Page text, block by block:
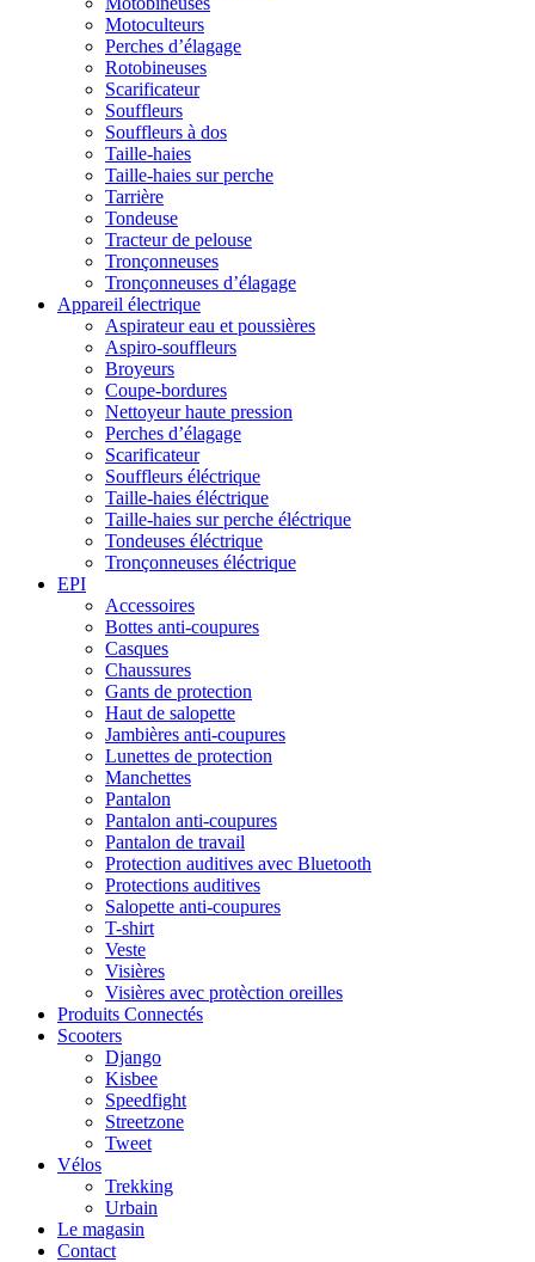
Motoculteurs
Perches d’élagage
Rotobineuses
Scarificateur
Souffleurs
Souffleurs à dos
Taille-haies
Taille-haies sur perche
Tarrière
Tondeuse
Tracteur de pelouse
Tronçonneuses
Tronçonneuses d’élagage
Appareil électrique
Aspirateur eau et poussières
Aspiro-souffleurs
Broyeurs
Coupe-bordures
Nettoyeur haute pression
Perches d’élagage
Scarificateur
Souffleurs éléctrique
Taille-haies éléctrique
Taille-haies sur perche éléctrique
Tondeuses éléctrique
Tronçonneuses éléctrique
EPI
Accessoires
Bottes anti-coupures
Casques
Chaussures
Gants de protection
Haut de salopette
Jambières anti-coupures
Lunettes de protection
Manchettes
Pantalon
Pantalon anti-coupures
Pantalon de travail
Protection auditives avec Bluetooth
Protections auditives
Salopette anti-coupures
T-shirt
Veste
Visières
Visières avec protèction oreilles
Produits Connectés
Scooters
Django
Kisbee
Speedfight
Streetzone
Tweet
Vélos
Trekking
Urbain
Le magasin
Contact